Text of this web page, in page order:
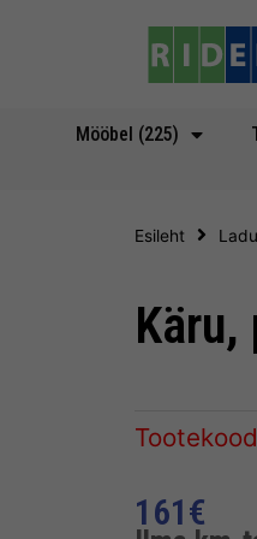
Mööbel (225)
Esileht
Tootekood
161€